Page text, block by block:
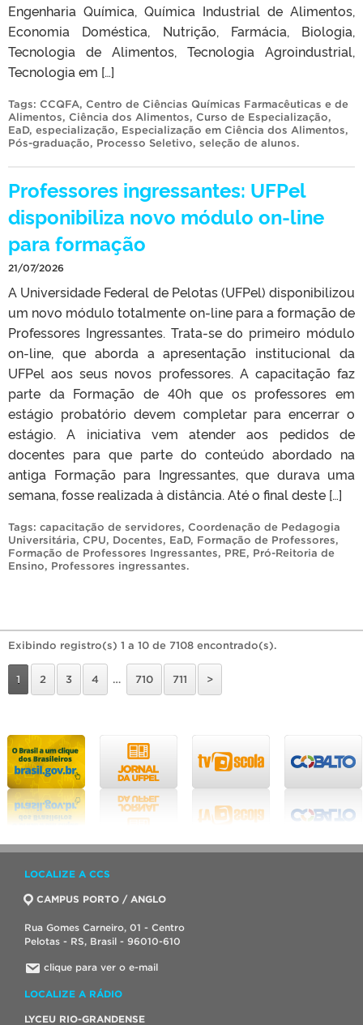
Engenharia Química, Química Industrial de Alimentos,
Economia Doméstica, Nutrição, Farmácia, Biologia,
Tecnologia de Alimentos, Tecnologia Agroindustrial,
Tecnologia em […]
Tags: CCQFA, Centro de Ciências Químicas Farmacêuticas e de
Alimentos, Ciência dos Alimentos, Curso de Especialização,
EaD, especialização, Especialização em Ciência dos Alimentos,
Pós-graduação, Processo Seletivo, seleção de alunos.
Professores ingressantes: UFPel
disponibiliza novo módulo on-line
para formação
21/07/2026
A Universidade Federal de Pelotas (UFPel) disponibilizou
um novo módulo totalmente on-line para a formação de
Professores Ingressantes. Trata-se do primeiro módulo
on-line, que aborda a apresentação institucional da
UFPel aos seus novos professores. A capacitação faz
parte da Formação de 40h que os professores em
estágio probatório devem completar para encerrar o
estágio. A iniciativa vem atender aos pedidos de
docentes para que parte do conteúdo abordado na
antiga Formação para Ingressantes, que durava uma
semana, fosse realizada à distância. Até o final deste […]
Tags: capacitação de servidores, Coordenação de Pedagogia
Universitária, CPU, Docentes, EaD, Formação de Professores,
Formação de Professores Ingressantes, PRE, Pró-Reitoria de
Ensino, Professores ingressantes.
Exibindo registro(s) 1 a 10 de 7108 encontrado(s).
1 2 3 4 … 710 711 >
LOCALIZE A CCS
CAMPUS PORTO / ANGLO
Rua Gomes Carneiro, 01 - Centro
Pelotas - RS, Brasil - 96010-610
clique para ver o e-mail
LOCALIZE A RÁDIO
LYCEU RIO-GRANDENSE